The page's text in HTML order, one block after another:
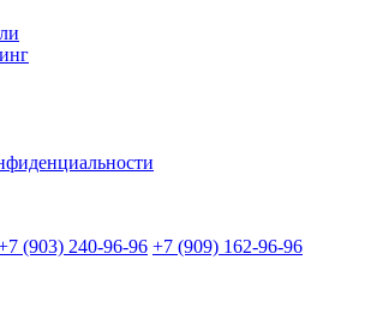
(903) 240-96-96 +7 (909) 162-96-96